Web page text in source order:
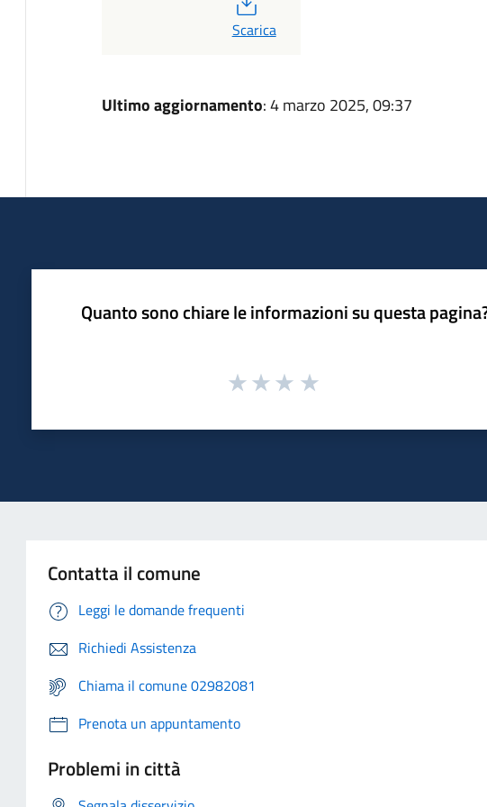
PDF
Scarica
Ultimo aggiornamento: 4 marzo 2025, 09:37
Quanto sono chiare le informazioni su questa
Contatta il comune
Leggi le domande frequenti
Richiedi Assistenza
Chiama il comune 02982081
Prenota un appuntamento
Problemi in città